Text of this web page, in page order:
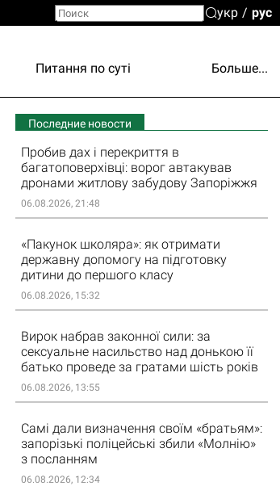
укр рус
Питання по суті Больше...
Последние новости
Пробив дах і перекриття в
багатоповерхівці: ворог автакував
дронами житлову забудову Запоріжжя
06.08.2026, 21:48
«Пакунок школяра»: як отримати
державну допомогу на підготовку
дитини до першого класу
06.08.2026, 15:32
Вирок набрав законної сили: за
сексуальне насильство над донькою її
батько проведе за гратами шість років
06.08.2026, 13:55
Самі дали визначення своїм «братьям»:
запорізькі поліцейські збили «Молнію»
з посланням
06.08.2026, 12:34